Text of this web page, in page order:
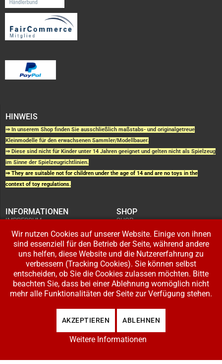
HINWEIS
⇒ In unserem Shop finden Sie ausschließlich maßstabs- und originalgetreue
Kleinmodelle für den erwachsenen Sammler/Modellbauer.
⇒ Diese sind nicht für Kinder unter 14 Jahren geeignet und gelten nicht als Spielzeug
im Sinne der Spielzeugrichtlinien.
⇒ They are suitable not for children under the age of 14 and are no toys in the
context of toy regulations.
INFORMATIONEN
IMPRESSUM
KUNDENINFORMATIONEN
WIDERRUFSRECHT
DATENSCHUTZERKLÄRUNG
ZAHLUNG UND VERSAND
SHOP
SHOP
BESTELLUNGEN
ADRESSE BEARBEITEN
IHR KONTO
LOGIN
REGISTRIEREN
Copyright © 2026 Modellbahnladen Klee GbR. Alle Rechte vorbehalten. Design:
Wir nutzen Cookies auf unserer Website. Einige von ihnen
sind essenziell für den Betrieb der Seite, während andere
uns helfen, diese Website und die Nutzererfahrung zu
verbessern (Tracking Cookies). Sie können selbst
entscheiden, ob Sie die Cookies zulassen möchten. Bitte
beachten Sie, dass bei einer Ablehnung womöglich nicht
mehr alle Funktionalitäten der Seite zur Verfügung stehen.
AKZEPTIEREN ABLEHNEN
Weitere Informationen